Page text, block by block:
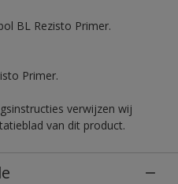
BL Rezisto Primer.
Primer.
verwijzen wij
van dit product.